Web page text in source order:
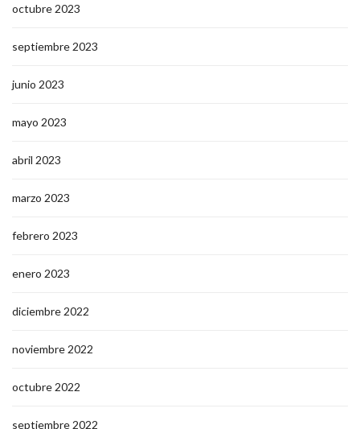
octubre 2023
septiembre 2023
junio 2023
mayo 2023
abril 2023
marzo 2023
febrero 2023
enero 2023
diciembre 2022
noviembre 2022
octubre 2022
septiembre 2022